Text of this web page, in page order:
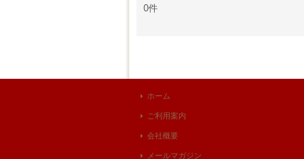
0件
ホーム
ご利用案内
会社概要
メールマガジン